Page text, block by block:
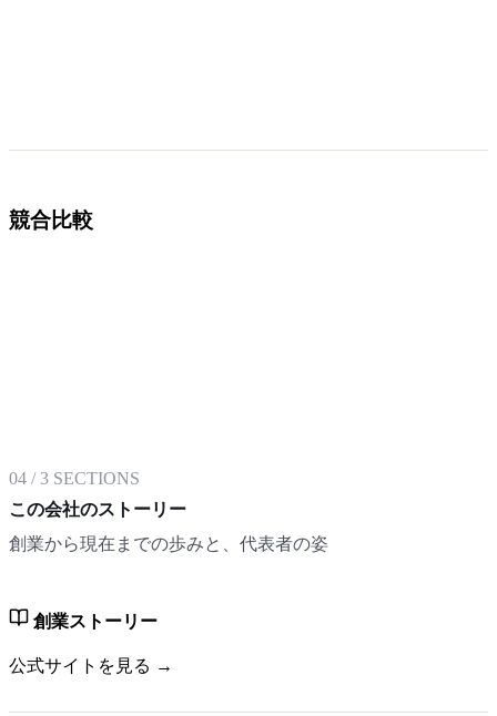
競合比較
04 /3 SECTIONS
この会社のストーリー
創業から現在までの歩みと、代表者の姿
創業ストーリー
公式サイトを見る →